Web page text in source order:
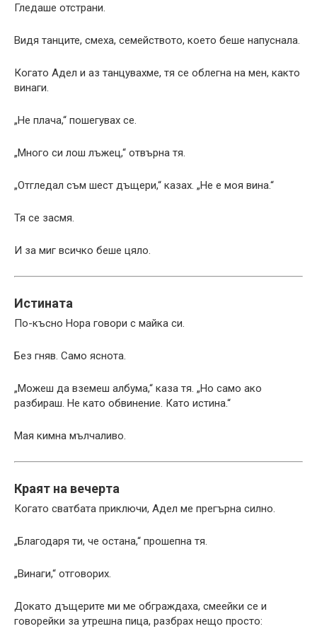
Гледаше отстрани.
Видя танците, смеха, семейството, което беше напуснала.
Когато Адел и аз танцувахме, тя се облегна на мен, както
винаги.
„Не плача,“ пошегувах се.
„Много си лош лъжец,“ отвърна тя.
„Отгледал съм шест дъщери,“ казах. „Не е моя вина.“
Тя се засмя.
И за миг всичко беше цяло.
Истината
По-късно Нора говори с майка си.
Без гняв. Само яснота.
„Можеш да вземеш албума,“ каза тя. „Но само ако
разбираш. Не като обвинение. Като истина.“
Мая кимна мълчаливо.
Краят на вечерта
Когато сватбата приключи, Адел ме прегърна силно.
„Благодаря ти, че остана,“ прошепна тя.
„Винаги,“ отговорих.
Докато дъщерите ми ме обграждаха, смеейки се и
говорейки за утрешна пица, разбрах нещо просто: